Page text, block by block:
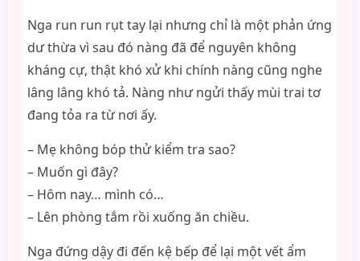
Nga run run rụt tay lại nhưng chỉ là một phản ứng
dư thừa vì sau đó nàng đã để nguyên không
kháng cự, thật khó xử khi chính nàng cũng nghe
lâng lâng khó tả. Nàng như ngửi thấy mùi trai tơ
đang tỏa ra từ nơi ấy.
– Mẹ không bóp thử kiểm tra sao?
– Muốn gì đây?
– Hôm nay… mình có…
– Lên phòng tắm rồi xuống ăn chiều.
Nga đứng dậy đi đến kệ bếp để lại một vết ẩm